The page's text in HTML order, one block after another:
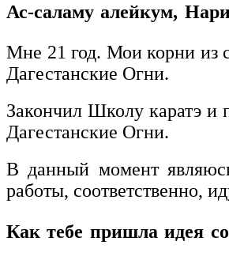
Ас-саламу алейкум,
Мне 21 год. Мои корни из
Дагестанские Огни.
Закончил Школу каратэ и
Дагестанские Огни.
В данный момент
работы, соответственно,
Как тебе пришла идея